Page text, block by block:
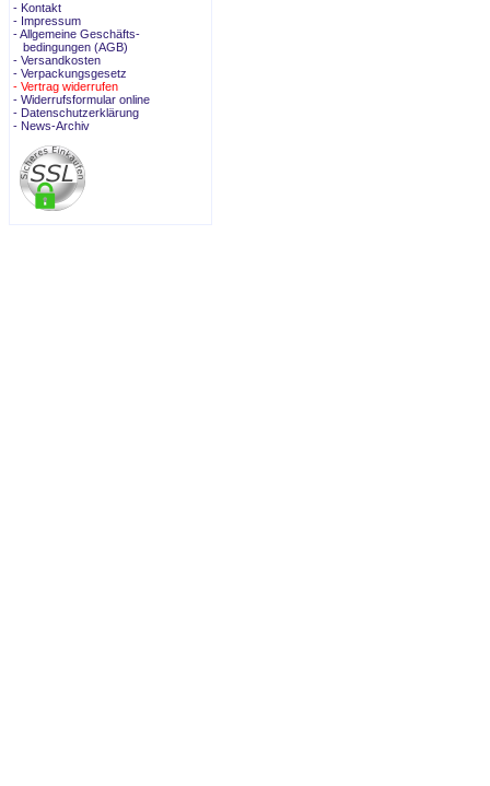
- Kontakt
- Impressum
- Allgemeine Geschäfts-
bedingungen (AGB)
- Versandkosten
- Verpackungsgesetz
- Vertrag widerrufen
- Widerrufsformular online
- Datenschutzerklärung
- News-Archiv